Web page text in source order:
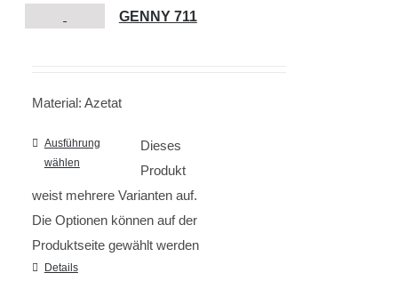
GENNY 711
Material: Azetat
Ausführung
wählen
Dieses
Produkt
weist mehrere Varianten auf.
Die Optionen können auf der
Produktseite gewählt werden
Details